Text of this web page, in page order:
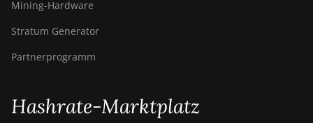
Mining-Hardware
Stratum Generator
Partnerprogramm
Hashrate-Marktplatz